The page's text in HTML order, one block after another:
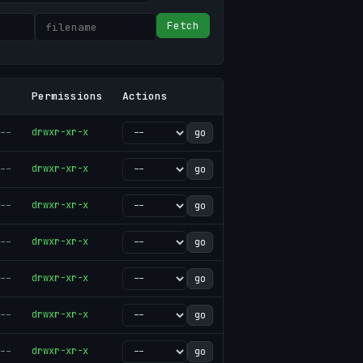
Fetch
Permissions Actions
-- drwxr-xr-x go
-- drwxr-xr-x go
-- drwxr-xr-x go
-- drwxr-xr-x go
-- drwxr-xr-x go
-- drwxr-xr-x go
-- drwxr-xr-x go